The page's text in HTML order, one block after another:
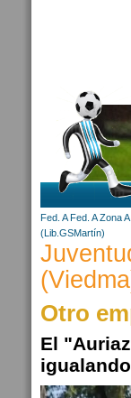
Fed. A Fed. A Zona A
(Lib.GSMartín)
Otro
El